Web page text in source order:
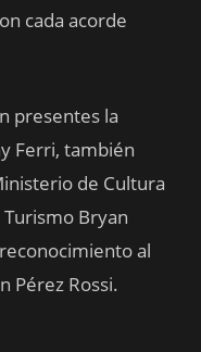
cada acorde
presentes la
Ferri, también
de Cultura
Bryan
al
Pérez Rossi.